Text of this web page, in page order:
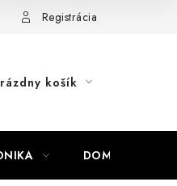
Registrácia
košík
DOMÁCNOSŤ